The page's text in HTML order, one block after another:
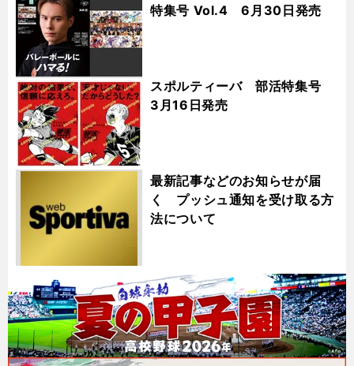
特集号 Vol.4 6月30日発売
スポルティーバ 部活特集号
3月16日発売
最新記事などのお知らせが届
く プッシュ通知を受け取る方
法について